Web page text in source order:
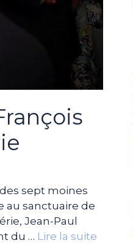
sept moines
au sanctuaire de
Jean-Paul
du … Lire la suite